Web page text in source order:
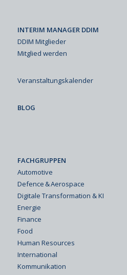
INTERIM MANAGER DDIM
DDIM Mitglieder
Mitglied werden
Veranstaltungskalender
BLOG
FACHGRUPPEN
Automotive
Defence & Aerospace
Digitale Transformation & KI
Energie
Finance
Food
Human Resources
International
Kommunikation